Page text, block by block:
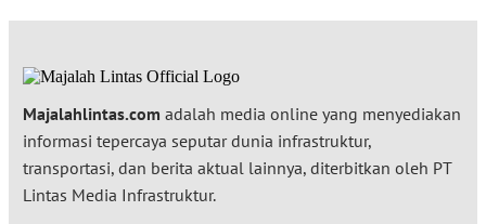
Majalahlintas.com adalah media online yang menyediakan
informasi tepercaya seputar dunia infrastruktur,
transportasi, dan berita aktual lainnya, diterbitkan oleh PT
Lintas Media Infrastruktur.